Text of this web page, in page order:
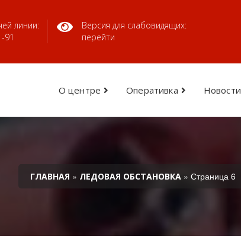
линии:
91
Версия для слабовидящих:
перейти
О центре Оперативка Новости
ГЛАВНАЯ » ЛЕДОВАЯ ОБСТАНОВКА» Страница 6